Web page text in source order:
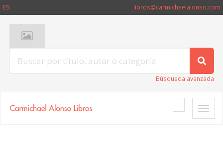
ES libros@carmichaelalonso.com
Búsqueda avanzada
Toggle